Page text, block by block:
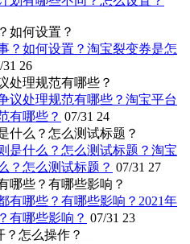
如何设置？
淘宝裂变券是怎
26
处理规范有哪些？
淘宝平台
有哪些？ 07/31 24
什么？怎么测试标题？
淘宝
？怎么测试标题？ 07/31 27
哪些？有哪些影响？
2021年
有哪些影响？ 07/31 23
？怎么操作？